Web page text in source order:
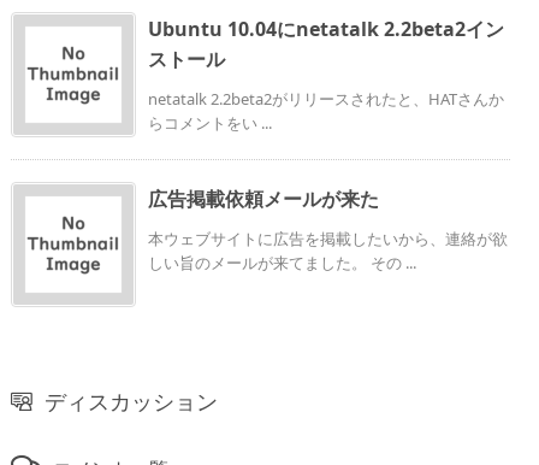
Ubuntu 10.04にnetatalk 2.2beta2イン
ストール
netatalk 2.2beta2がリリースされたと、HATさんか
らコメントをい ...
広告掲載依頼メールが来た
本ウェブサイトに広告を掲載したいから、連絡が欲
しい旨のメールが来てました。 その ...
ディスカッション